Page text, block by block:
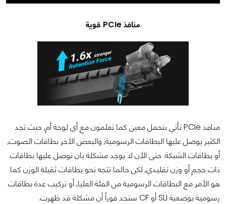
منافذ PCIe قوية
منافذ PCIe تأتي بتحمل معين كما تعلمون مع أي لوحة أم, حيث تجد
الكثير يوصل عليها البطاقات الرسومية, والبعض الأخر بطاقات الصوت,
أو بطاقات الشبكة. حتى الأن لا يوجد مشكلة بان توصل عليها بطاقات
ذات حجم أو وزن تقليدي, لكن حالما تتجه نحو بطاقات ثقيلة الوزن كما
هو الأمر مع البطاقات الرسومية من الفئة العليا, أو تركيب عدة بطاقات
رسومية بوضعية SLI أو CF ستجد فوراً أن مشكلة قد ظهرت.